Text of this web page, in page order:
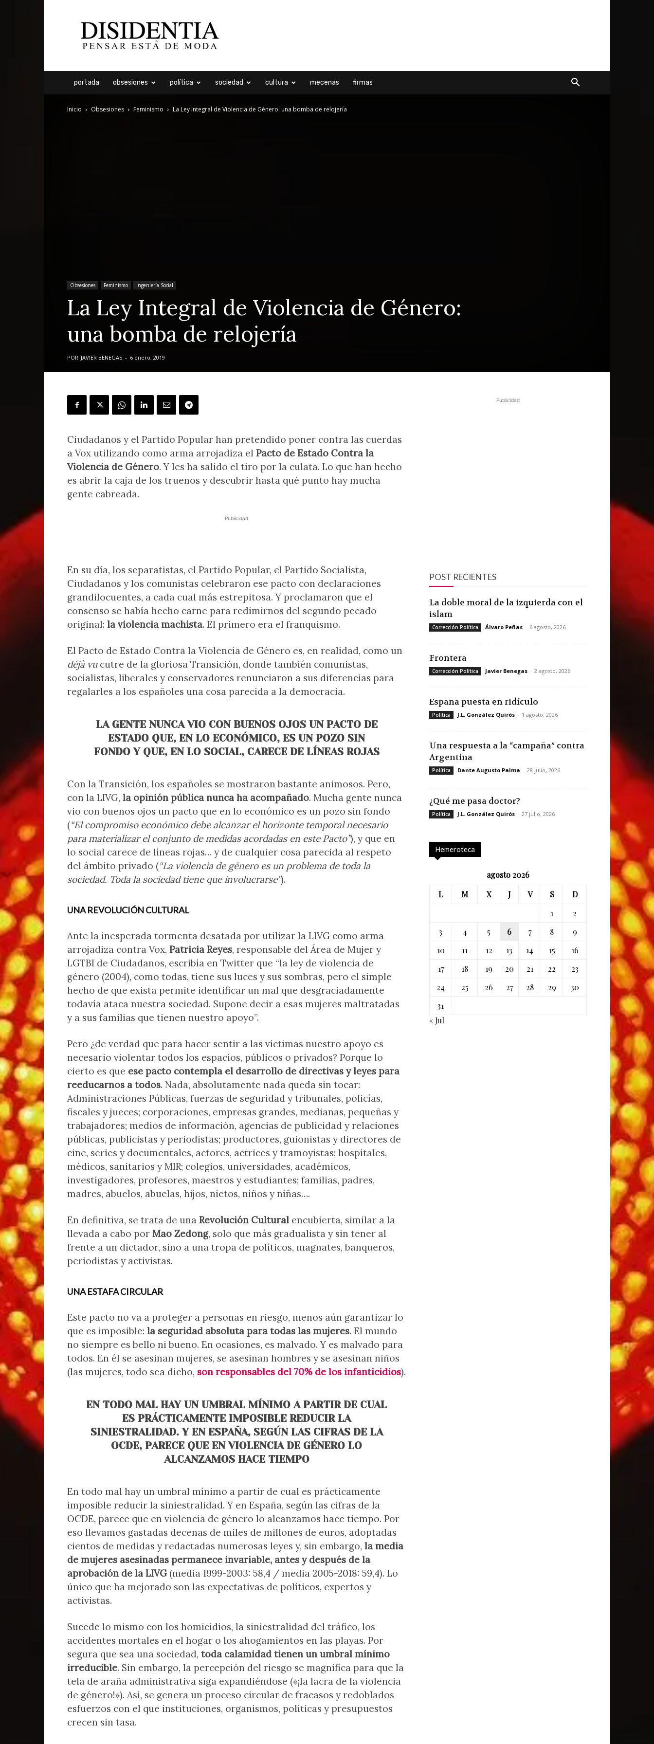
portada obsesiones política sociedad cultura mecenas firmas
Inicio Obsesiones Feminismo La Ley Integral de Violencia de Género: una bomba de relojería
Obsesiones Feminismo Ingeniería Social
La Ley Integral de Violencia de Género:
una bomba de relojería
POR JAVIER BENEGAS - 6 enero, 2019
Ciudadanos y el Partido Popular han pretendido poner contra las cuerdas
a Vox utilizando como arma arrojadiza el Pacto de Estado Contra la
Violencia de Género. Y les ha salido el tiro por la culata. Lo que han hecho
es abrir la caja de los truenos y descubrir hasta qué punto hay mucha
gente cabreada.
Publicidad
En su día, los separatistas, el Partido Popular, el Partido Socialista,
Ciudadanos y los comunistas celebraron ese pacto con declaraciones
grandilocuentes, a cada cual más estrepitosa. Y proclamaron que el
consenso se había hecho carne para redimirnos del segundo pecado
original: la violencia machista. El primero era el franquismo.
El Pacto de Estado Contra la Violencia de Género es, en realidad, como un
déjà vucutre de la gloriosa Transición, donde también comunistas,
socialistas, liberales y conservadores renunciaron a sus diferencias para
regalarles a los españoles una cosa parecida a la democracia.
LA GENTE NUNCA VIO CON BUENOS OJOS UN PACTO DE
ESTADO QUE, EN LO ECONÓMICO, ES UN POZO SIN
FONDO Y QUE, EN LO SOCIAL, CARECE DE LÍNEAS ROJAS
Con la Transición, los españoles se mostraron bastante animosos. Pero,
con la LIVG, la opinión pública nunca ha acompañado. Mucha gente nunca
vio con buenos ojos un pacto que en lo económico es un pozo sin fondo
(“El compromiso económico debe alcanzar el horizonte temporal necesario
para materializar el conjunto de medidas acordadas en este Pacto”), y que en
lo social carece de líneas rojas… y de cualquier cosa parecida al respeto
del ámbito privado (“La violencia de género es un problema de toda la
sociedad. Toda la sociedad tiene que involucrarse”).
UNA REVOLUCIÓN CULTURAL
Ante la inesperada tormenta desatada por utilizar la LIVG como arma
arrojadiza contra Vox, Patricia Reyes, responsable del Área de Mujer y
LGTBI de Ciudadanos, escribía en Twitter que “la ley de violencia de
género (2004), como todas, tiene sus luces y sus sombras, pero el simple
hecho de que exista permite identificar un mal que desgraciadamente
todavía ataca nuestra sociedad. Supone decir a esas mujeres maltratadas
y a sus familias que tienen nuestro apoyo”.
Pero ¿de verdad que para hacer sentir a las víctimas nuestro apoyo es
necesario violentar todos los espacios, públicos o privados? Porque lo
cierto es que ese pacto contempla el desarrollo de directivas y leyes para
reeducarnos a todos. Nada, absolutamente nada queda sin tocar:
Administraciones Públicas, fuerzas de seguridad y tribunales, policías,
fiscales y jueces; corporaciones, empresas grandes, medianas, pequeñas y
trabajadores; medios de información, agencias de publicidad y relaciones
públicas, publicistas y periodistas; productores, guionistas y directores de
cine, series y documentales, actores, actrices y tramoyistas; hospitales,
médicos, sanitarios y MIR; colegios, universidades, académicos,
investigadores, profesores, maestros y estudiantes; familias, padres,
madres, abuelos, abuelas, hijos, nietos, niños y niñas….
En definitiva, se trata de una Revolución Cultural encubierta, similar a la
llevada a cabo por Mao Zedong, solo que más gradualista y sin tener al
frente a un dictador, sino a una tropa de políticos, magnates, banqueros,
periodistas y activistas.
UNA ESTAFA CIRCULAR
Este pacto no va a proteger a personas en riesgo, menos aún garantizar lo
que es imposible: la seguridad absoluta para todas las mujeres. El mundo
no siempre es bello ni bueno. En ocasiones, es malvado. Y es malvado para
todos. En él se asesinan mujeres, se asesinan hombres y se asesinan niños
(las mujeres, todo sea dicho, son responsables del 70% de los infanticidios).
EN TODO MAL HAY UN UMBRAL MÍNIMO A PARTIR DE CUAL
ES PRÁCTICAMENTE IMPOSIBLE REDUCIR LA
SINIESTRALIDAD. Y EN ESPAÑA, SEGÚN LAS CIFRAS DE LA
OCDE, PARECE QUE EN VIOLENCIA DE GÉNERO LO
ALCANZAMOS HACE TIEMPO
En todo mal hay un umbral mínimo a partir de cual es prácticamente
imposible reducir la siniestralidad. Y en España, según las cifras de la
OCDE, parece que en violencia de género lo alcanzamos hace tiempo. Por
eso llevamos gastadas decenas de miles de millones de euros, adoptadas
cientos de medidas y redactadas numerosas leyes y, sin embargo, la media
de mujeres asesinadas permanece invariable, antes y después de la
aprobación de la LIVG (media 1999-2003: 58,4 / media 2005-2018: 59,4). Lo
único que ha mejorado son las expectativas de políticos, expertos y
activistas.
Sucede lo mismo con los homicidios, la siniestralidad del tráfico, los
accidentes mortales en el hogar o los ahogamientos en las playas. Por
segura que sea una sociedad, toda calamidad tienen un umbral mínimo
irreducible. Sin embargo, la percepción del riesgo se magnifica para que la
tela de araña administrativa siga expandiéndose («¡la lacra de la violencia
de género!»). Así, se genera un proceso circular de fracasos y redoblados
esfuerzos con el que instituciones, organismos, políticas y presupuestos
crecen sin tasa.
Publicidad
POST RECIENTES
La doble moral de la izquierda con el
islam
Corrección Política Álvaro Peñas - 6 agosto, 2026
Frontera
Corrección Política Javier Benegas - 2 agosto, 2026
España puesta en ridículo
Política J.L. González Quirós - 1 agosto, 2026
Una respuesta a la “campaña” contra
Argentina
Política Dante Augusto Palma - 28 julio, 2026
¿Qué me pasa doctor?
Política J.L. González Quirós - 27 julio, 2026
Hemeroteca
agosto 2026
L
M X J V S
D
1
2
3
4 5 6 7 8
9
10
11 12 13 14 15
16
17
18 19 20 21 22
23
24
25 26 27 28 29
30
31
« Jul